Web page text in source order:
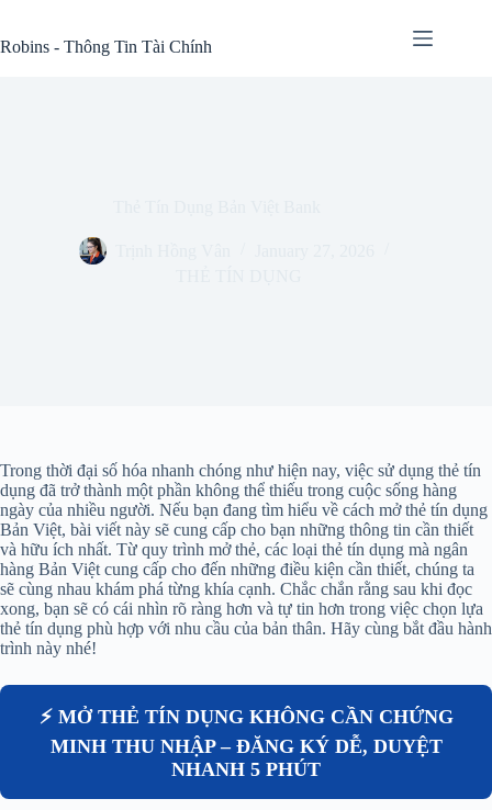
content
Robins - Thông Tin Tài Chính
Trong thời đại số hóa nhanh chóng như hiện nay, việc sử dụng thẻ tín
dụng đã trở thành một phần không thể thiếu trong cuộc sống hàng
ngày của nhiều người. Nếu bạn đang tìm hiểu về cách mở thẻ tín dụng
Bản Việt, bài viết này sẽ cung cấp cho bạn những thông tin cần thiết
và hữu ích nhất. Từ quy trình mở thẻ, các loại thẻ tín dụng mà ngân
hàng Bản Việt cung cấp cho đến những điều kiện cần thiết, chúng ta
sẽ cùng nhau khám phá từng khía cạnh. Chắc chắn rằng sau khi đọc
xong, bạn sẽ có cái nhìn rõ ràng hơn và tự tin hơn trong việc chọn lựa
thẻ tín dụng phù hợp với nhu cầu của bản thân. Hãy cùng bắt đầu hành
trình này nhé!
⚡ MỞ THẺ TÍN DỤNG KHÔNG CẦN CHỨNG
MINH THU NHẬP – ĐĂNG KÝ DỄ, DUYỆT
NHANH 5 PHÚT